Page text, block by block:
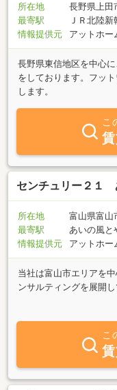
所在地
長野県上田
最寄駅
ＪＲ北陸
情報提供元
アットホー
長野県東信地区を中心
をしております。フッ
します。
こ
センチュリー２１
所在地
富山県富山
最寄駅
あいの風と
情報提供元
アットホー
当社は富山市エリアを
ンサルティングを展開
チュリー２１に加盟し
る物件の中から満足す
ていただきます。管理
期待に応えるべく、入
ります。売買部門では
させ、多数ご案内させ
こ